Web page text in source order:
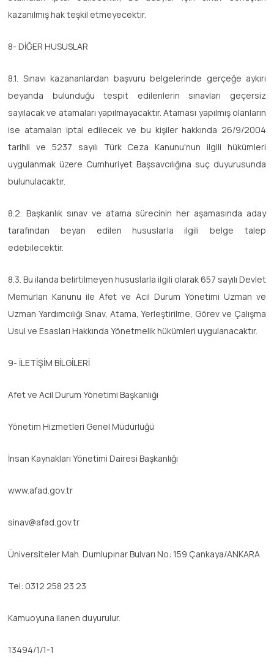
kazanılmış hak teşkil etmeyecektir.
8- DİĞER HUSUSLAR
8.1. Sınavı kazananlardan başvuru belgelerinde gerçeğe aykırı
beyanda bulunduğu tespit edilenlerin sınavları geçersiz
sayılacak ve atamaları yapılmayacaktır. Ataması yapılmış olanların
ise atamaları iptal edilecek ve bu kişiler hakkında 26/9/2004
tarihli ve 5237 sayılı Türk Ceza Kanunu'nun ilgili hükümleri
uygulanmak üzere Cumhuriyet Başsavcılığına suç duyurusunda
bulunulacaktır.
8.2. Başkanlık sınav ve atama sürecinin her aşamasında aday
tarafından beyan edilen hususlarla ilgili belge talep
edebilecektir.
8.3. Bu ilanda belirtilmeyen hususlarla ilgili olarak 657 sayılı Devlet
Memurları Kanunu ile Afet ve Acil Durum Yönetimi Uzman ve
Uzman Yardımcılığı Sınav, Atama, Yerleştirilme, Görev ve Çalışma
Usul ve Esasları Hakkında Yönetmelik hükümleri uygulanacaktır.
9- İLETİŞİM BİLGİLERİ
Afet ve Acil Durum Yönetimi Başkanlığı
Yönetim Hizmetleri Genel Müdürlüğü
İnsan Kaynakları Yönetimi Dairesi Başkanlığı
www.afad.gov.tr
sinav@afad.gov.tr
Üniversiteler Mah. Dumlupınar Bulvarı No: 159 Çankaya/ANKARA
Tel: 0312 258 23 23
Kamuoyuna ilanen duyurulur.
13494/1/1-1